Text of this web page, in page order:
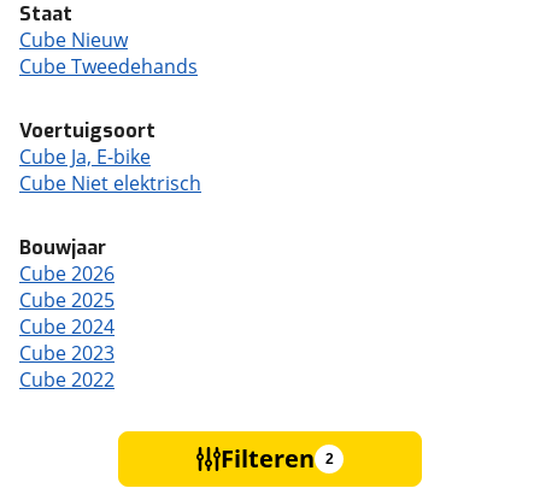
Staat
Cube Nieuw
Cube Tweedehands
Voertuigsoort
Cube Ja, E-bike
Cube Niet elektrisch
Bouwjaar
Cube 2026
Cube 2025
Cube 2024
Cube 2023
Cube 2022
Filteren 2